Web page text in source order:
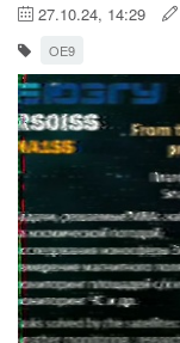
27.10.24, 14:29
OE9